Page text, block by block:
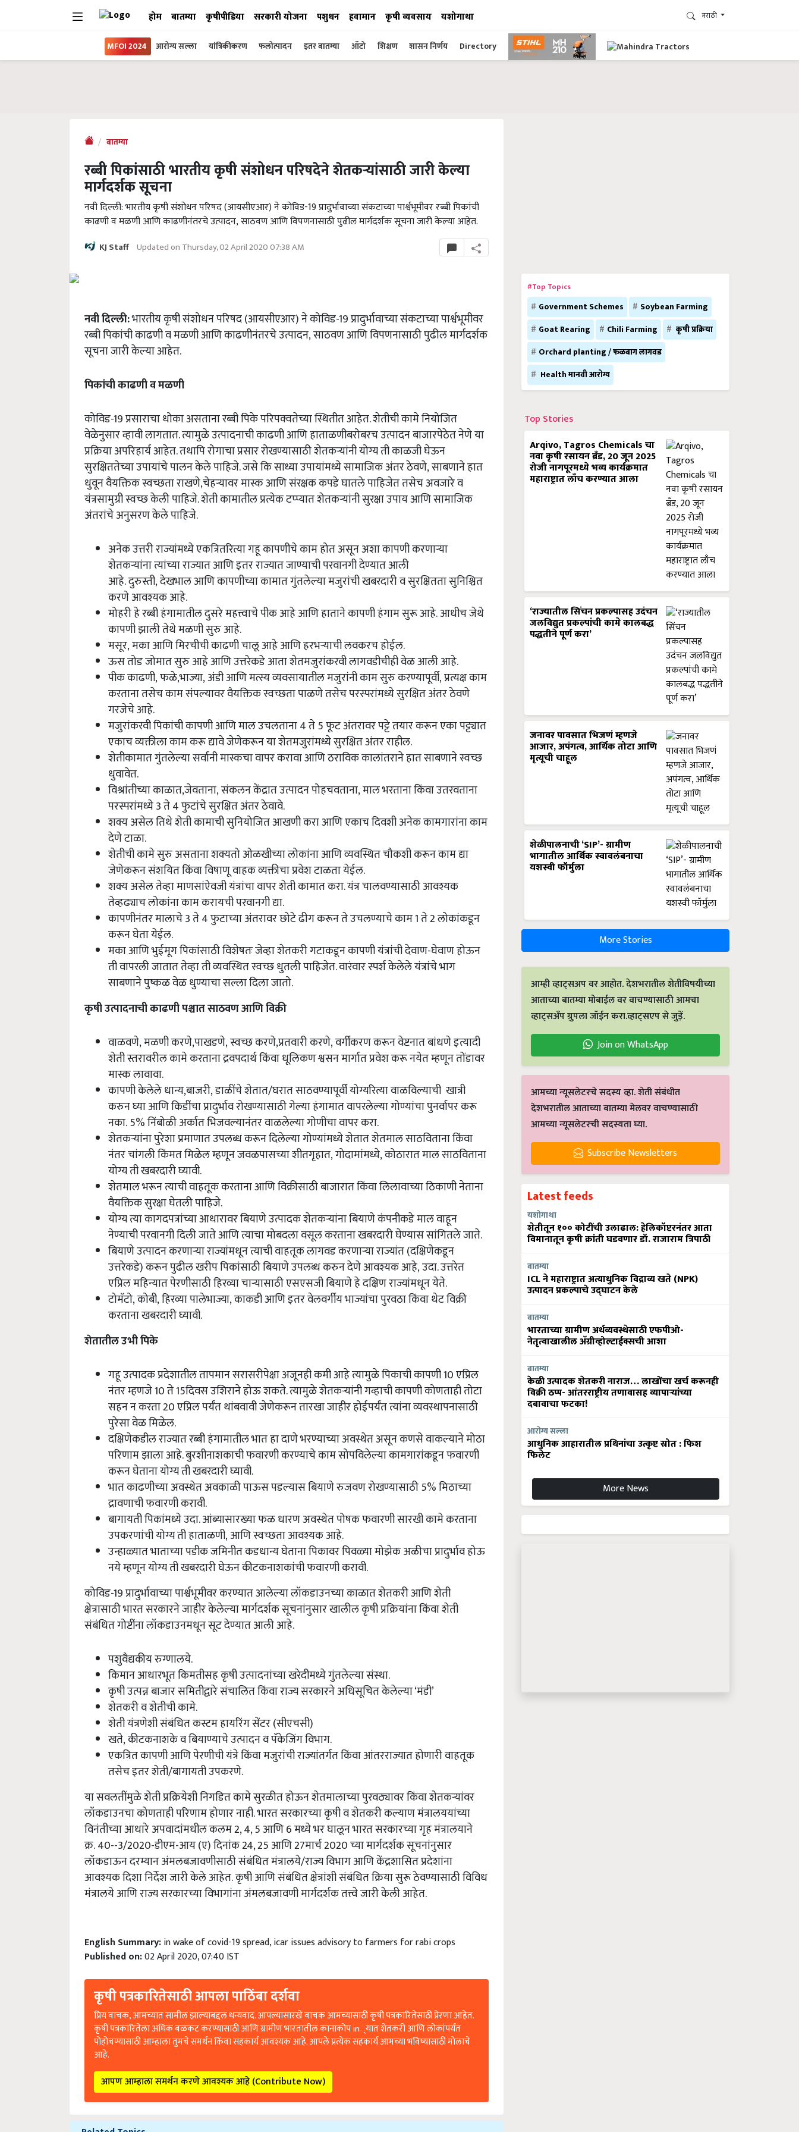
होम बातम्या कृषीपीडिया सरकारी योजना पशुधन हवामान कृषी व्यवसाय यशोगाथा मराठी
MFOI 2024 आरोग्य सल्ला यांत्रिकीकरण फलोत्पादन इतर बातम्या ऑटो शिक्षण शासन निर्णय Directory
बातम्या
रब्बी पिकांसाठी भारतीय कृषी संशोधन परिषदेने शेतकऱ्यांसाठी जारी केल्या
मार्गदर्शक सूचना
नवी दिल्ली: भारतीय कृषी संशोधन परिषद (आयसीएआर) ने कोविड-19 प्रादुर्भावाच्या संकटाच्या पार्श्वभूमीवर रब्बी पिकांची
काढणी व मळणी आणि काढणीनंतरचे उत्पादन, साठवण आणि विपणनासाठी पुढील मार्गदर्शक सूचना जारी केल्या आहेत.
KJ Staff Updated on Thursday, 02 April 2020 07:38 AM
नवी दिल्ली:भारतीय कृषी संशोधन परिषद (आयसीएआर) ने कोविड-19 प्रादुर्भावाच्या संकटाच्या पार्श्वभूमीवर
रब्बी पिकांची काढणी व मळणी आणि काढणीनंतरचे उत्पादन, साठवण आणि विपणनासाठी पुढील मार्गदर्शक
सूचना जारी केल्या आहेत.
पिकांची काढणी व मळणी
कोविड-19प्रसाराचा धोका असताना रब्बी पिके परिपक्वतेच्या स्थितीत आहेत. शेतीची कामे नियोजित
वेळेनुसार व्हावी लागतात. त्यामुळे उत्पादनाची काढणी आणि हाताळणीबरोबरच उत्पादन बाजारपेठेत नेणे या
प्रक्रिया अपरिहार्य आहेत. तथापि रोगाचा प्रसार रोखण्यासाठी शेतकऱ्यांनी योग्य ती काळजी घेऊन
सुरक्षिततेच्या उपायांचे पालन केले पाहिजे. जसे कि साध्या उपायांमध्ये सामाजिक अंतर ठेवणे,साबणाने हात
धुवून वैयक्तिक स्वच्छता राखणे,चेहऱ्यावर मास्क आणि संरक्षक कपडे घातले पाहिजेत तसेच अवजारे व
यंत्रसामुग्री स्वच्छ केली पाहिजे. शेती कामातील प्रत्येक टप्प्यात शेतकऱ्यांनी सुरक्षा उपाय आणि सामाजिक
अंतरांचे अनुसरण केले पाहिजे.
अनेक उत्तरी राज्यांमध्ये एकत्रितरित्या गहू कापणीचे काम होत असून अशा कापणी करणाऱ्या
शेतकऱ्यांना त्यांच्या राज्यात आणि इतर राज्यात जाण्याची परवानगी देण्यात आली
आहे.दुरुस्ती,देखभाल आणि कापणीच्या कामात गुंतलेल्या मजुरांची खबरदारी व सुरक्षितता सुनिश्चित
करणे आवश्यक आहे.
मोहरी हे रब्बी हंगामातील दुसरे महत्त्वाचे पीक आहे आणि हाताने कापणी हंगाम सुरू आहे. आधीच जेथे
कापणी झाली तेथे मळणी सुरु आहे.
मसूर, मका आणि मिरचीची काढणी चालू आहे आणि हरभऱ्याची लवकरच होईल.
ऊस तोड जोमात सुरु आहे आणि उत्तरेकडे आता शेतमजुरांकरवी लागवडीचीही वेळ आली आहे.
पीक काढणी, फळे,भाज्या, अंडी आणि मत्स्य व्यवसायातील मजुरांनी काम सुरु करण्यापूर्वी, प्रत्यक्ष काम
करताना तसेच काम संपल्यावर वैयक्तिक स्वच्छता पाळणे तसेच परस्परांमध्ये सुरक्षित अंतर ठेवणे
गरजेचे आहे.
मजुरांकरवी पिकांची कापणी आणि माल उचलताना 4 ते 5 फूट अंतरावर पट्टे तयार करून एका पट्ट्यात
एकाच व्यक्तीला काम करू द्यावे जेणेकरून या शेतमजुरांमध्ये सुरक्षित अंतर राहील.
शेतीकामात गुंतलेल्या सर्वानी मास्कचा वापर करावा आणि ठराविक कालांतराने हात साबणाने स्वच्छ
धुवावेत.
विश्रांतीच्या काळात,जेवताना, संकलन केंद्रात उत्पादन पोहचवताना, माल भरताना किंवा उतरवताना
परस्परांमध्ये 3 ते 4 फुटांचे सुरक्षित अंतर ठेवावे.
शक्य असेल तिथे शेती कामाची सुनियोजित आखणी करा आणि एकाच दिवशी अनेक कामगारांना काम
देणे टाळा.
शेतीची कामे सुरु असताना शक्यतो ओळखीच्या लोकांना आणि व्यवस्थित चौकशी करून काम द्या
जेणेकरून संशयित किंवा विषाणू वाहक व्यक्तीचा प्रवेश टाळता येईल.
शक्य असेल तेव्हा माणसांऐवजी यंत्रांचा वापर शेती कामात करा. यंत्र चालवण्यासाठी आवश्यक
तेव्हढ्याच लोकांना काम करायची परवानगी द्या.
कापणीनंतर मालाचे 3 ते 4 फुटाच्या अंतरावर छोटे ढीग करून ते उचलण्याचे काम 1 ते 2 लोकांकडून
करून घेता येईल.
मका आणि भुईमूग पिकांसाठी विशेषतः जेव्हा शेतकरी गटाकडून कापणी यंत्रांची देवाण-घेवाण होऊन
ती वापरली जातात तेव्हा ती व्यवस्थित स्वच्छ धुतली पाहिजेत. वारंवार स्पर्श केलेले यंत्रांचे भाग
साबणाने पुष्कळ वेळ धुण्याचा सल्ला दिला जातो.
कृषी उत्पादनाची काढणी पश्चात साठवण आणि विक्री
वाळवणे,मळणी करणे,पाखडणे,स्वच्छ करणे,प्रतवारी करणे,वर्गीकरण करून वेष्टनात बांधणे इत्यादी
शेती स्तरावरील कामे करताना द्रवपदार्थ किंवा धूलिकण श्वसन मार्गात प्रवेश करू नयेत म्हणून तोंडावर
मास्क लावावा.
कापणी केलेले धान्य,बाजरी, डाळींचे शेतात/घरात साठवण्यापूर्वी योग्यरित्या वाळविल्याची खात्री
करुन घ्या आणि किडींचा प्रादुर्भाव रोखण्यासाठी गेल्या हंगामात वापरलेल्या गोण्यांचा पुनर्वापर करू
नका. 5% निंबोळी अर्कात भिजवल्यानंतर वाळलेल्या गोणींचा वापर करा.
शेतकऱ्यांना पुरेशा प्रमाणात उपलब्ध करून दिलेल्या गोण्यांमध्ये शेतात शेतमाल साठविताना किंवा
नंतर चांगली किंमत मिळेल म्हणून जवळपासच्या शीतगृहात, गोदामांमध्ये, कोठारात माल साठविताना
योग्य ती खबरदारी घ्यावी.
शेतमाल भरून त्याची वाहतूक करताना आणि विक्रीसाठी बाजारात किंवा लिलावाच्या ठिकाणी नेताना
वैयक्तिक सुरक्षा घेतली पाहिजे.
योग्य त्या कागदपत्रांच्या आधारावर बियाणे उत्पादक शेतकऱ्यांना बियाणे कंपनीकडे माल वाहून
नेण्याची परवानगी दिली जाते आणि त्याचा मोबदला वसूल करताना खबरदारी घेण्यास सांगितले जाते.
बियाणे उत्पादन करणाऱ्या राज्यांमधून त्याची वाहतूक लागवड करणाऱ्या राज्यांत (दक्षिणेकडून
उत्तरेकडे) करून पुढील खरीप पिकांसाठी बियाणे उपलब्ध करुन देणे आवश्यक आहे, उदा. उत्तरेत
एप्रिल महिन्यात पेरणीसाठी हिरव्या चाऱ्यासाठी एसएसजी बियाणे हे दक्षिण राज्यांमधून येते.
टोमॅटो, कोबी, हिरव्या पालेभाज्या, काकडी आणि इतर वेलवर्गीय भाज्यांचा पुरवठा किंवा थेट विक्री
करताना खबरदारी घ्यावी.
शेतातील उभी पिके
गहू उत्पादक प्रदेशातील तापमान सरासरीपेक्षा अजूनही कमी आहे त्यामुळे पिकाची कापणी10एप्रिल
नंतर म्हणजे10ते15दिवस उशिराने होऊ शकते. त्यामुळे शेतकऱ्यांनी गव्हाची कापणी कोणताही तोटा
सहन न करता20एप्रिल पर्यंत थांबवावी जेणेकरून तारखा जाहीर होईपर्यंत त्यांना व्यवस्थापनासाठी
पुरेसा वेळ मिळेल.
दक्षिणेकडील राज्यात रब्बी हंगामातील भात हा दाणे भरण्याच्या अवस्थेत असून कणसे वाकल्याने मोठा
परिणाम झाला आहे. बुरशीनाशकाची फवारणी करण्याचे काम सोपविलेल्या कामगारांकडून फवारणी
करून घेताना योग्य ती खबरदारी घ्यावी.
भात काढणीच्या अवस्थेत अवकाळी पाऊस पडल्यास बियाणे रुजवण रोखण्यासाठी 5% मिठाच्या
द्रावणाची फवारणी करावी.
बागायती पिकांमध्ये उदा. आंब्यासारख्या फळ धारण अवस्थेत पोषक फवारणी सारखी कामे करताना
उपकरणांची योग्य ती हाताळणी, आणि स्वच्छता आवश्यक आहे.
उन्हाळ्यात भाताच्या पडीक जमिनीत कडधान्य घेताना पिकावर पिवळ्या मोझेक अळीचा प्रादुर्भाव होऊ
नये म्हणून योग्य ती खबरदारी घेऊन कीटकनाशकांची फवारणी करावी.
कोविड-19प्रादुर्भावाच्या पार्श्वभूमीवर करण्यात आलेल्या लॉकडाउनच्या काळात शेतकरी आणि शेती
क्षेत्रासाठी भारत सरकारने जाहीर केलेल्या मार्गदर्शक सूचनांनुसार खालील कृषी प्रक्रियांना किंवा शेती
संबंधित गोष्टींना लॉकडाउनमधून सूट देण्यात आली आहे.
पशुवैद्यकीय रुग्णालये.
किमान आधारभूत किमतीसह कृषी उत्पादनांच्या खरेदीमध्ये गुंतलेल्या संस्था.
कृषी उत्पन्न बाजार समितीद्वारे संचालित किंवा राज्य सरकारने अधिसूचित केलेल्या ‘मंडी’
शेतकरी व शेतीची कामे.
शेती यंत्रणेशी संबंधित कस्टम हायरिंग सेंटर (सीएचसी)
खते, कीटकनाशके व बियाण्याचे उत्पादन व पॅकेजिंग विभाग.
एकत्रित कापणी आणि पेरणीची यंत्रे किंवा मजुरांची राज्यांतर्गत किंवा आंतरराज्यात होणारी वाहतूक
तसेच इतर शेती/बागायती उपकरणे.
या सवलतींमुळे शेती प्रक्रियेशी निगडित कामे सुरळीत होऊन शेतमालाच्या पुरवठ्यावर किंवा शेतकऱ्यांवर
लॉकडाउनचा कोणताही परिणाम होणार नाही.भारत सरकारच्या कृषी व शेतकरी कल्याण मंत्रालययांच्या
विनंतीच्या आधारे अपवादांमधील कलम2, 4, 5आणि6मध्ये भर घालून भारत सरकारच्या गृह मंत्रालयाने
क्र.40--3/2020-डीएम-आय (ए) दिनांक24, 25आणि27मार्च2020च्या मार्गदर्शक सूचनांनुसार
लॉकडाऊन दरम्यान अंमलबजावणीसाठी संबंधित मंत्रालये/राज्य विभाग आणि केंद्रशासित प्रदेशांना
आवश्यक दिशा निर्देश जारी केले आहेत.कृषी आणि संबंधित क्षेत्रांशी संबंधित क्रिया सुरू ठेवण्यासाठी विविध
मंत्रालये आणि राज्य सरकारच्या विभागांना अंमलबजावणी मार्गदर्शक तत्त्वे जारी केली आहेत.
English Summary:in wake of covid-19 spread, icar issues advisory to farmers for rabi crops
Published on:02 April 2020, 07:40 IST
कृषी पत्रकारितेसाठी आपला पाठिंबा दर्शवा
प्रिय वाचक, आमच्यात सामील झाल्याबद्दल धन्यवाद. आपल्यासारखे वाचक आमच्यासाठी कृषी पत्रकारितेसाठी प्रेरणा आहेत.
कृषी पत्रकारितेला अधिक बळकट करण्यासाठी आणि ग्रामीण भारतातील कानाकोप in्यात शेतकरी आणि लोकांपर्यंत
पोहोचण्यासाठी आम्हाला तुमचे समर्थन किंवा सहकार्य आवश्यक आहे. आपले प्रत्येक सहकार्य आमच्या भविष्यासाठी मोलाचे
आहे.
आपण आम्हाला समर्थन करणे आवश्यक आहे (Contribute Now)
#Top Topics
Government Schemes
Soybean Farming
Goat Rearing
Chili Farming
कृषी प्रक्रिया
Orchard planting / फळबाग लागवड
Health मानवी आरोग्य
Top Stories
Arqivo, Tagros Chemicals चा
नवा कृषी रसायन ब्रँड, 20 जून 2025
रोजी नागपूरमध्ये भव्य कार्यक्रमात
महाराष्ट्रात लाँच करण्यात आला
‘राज्यातील सिंचन प्रकल्पासह उदंचन
जलविद्युत प्रकल्पांची कामे कालबद्ध
पद्धतीने पूर्ण करा’
जनावर पावसात भिजणं म्हणजे
आजार, अपंगत्व, आर्थिक तोटा आणि
मृत्यूची चाहूल
शेळीपालनाची ‘SIP’- ग्रामीण
भागातील आर्थिक स्वावलंबनाचा
यशस्वी फॉर्मुला
More Stories
आम्ही व्हाट्सअप वर आहोत. देशभरातील शेतीविषयीच्या
आताच्या बातम्या मोबाईल वर वाचण्यासाठी आमचा
व्हाट्सअँप ग्रुपला जॉईन करा.व्हाट्सएप से जुड़ें.
Join on WhatsApp
आमच्या न्यूसलेटरचे सदस्य व्हा. शेती संबंधीत
देशभरातील आताच्या बातम्या मेलवर वाचण्यासाठी
आमच्या न्यूसलेटरची सदस्यता घ्या.
Subscribe Newsletters
Latest feeds
यशोगाथा
शेतीतून १०० कोटींची उलाढाल: हेलिकॉप्टरनंतर आता
विमानातून कृषी क्रांती घडवणार डॉ. राजाराम त्रिपाठी
बातम्या
ICL ने महाराष्ट्रात अत्याधुनिक विद्राव्य खते (NPK)
उत्पादन प्रकल्पाचे उद्घाटन केले
बातम्या
भारताच्या ग्रामीण अर्थव्यवस्थेसाठी एफपीओ-
नेतृत्वाखालील अ‍ॅग्रीव्होल्टाईक्सची आशा
बातम्या
केळी उत्पादक शेतकरी नाराज… लाखोंचा खर्च करूनही
विक्री ठप्प- आंतरराष्ट्रीय तणावासह व्यापाऱ्यांच्या
दबावाचा फटका!
आरोग्य सल्ला
आधुनिक आहारातील प्रथिनांचा उत्कृष्ट स्रोत : फिश
फिलेट
More News